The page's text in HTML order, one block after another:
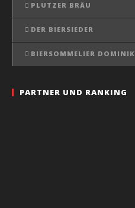
PLUTZER BRÄU
DER BIERSIEDER
BIERSOMMELIER DOMINIK
PARTNER UND RANKING